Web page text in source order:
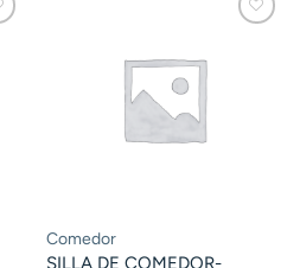
Comedor
SILLA DE COMEDOR-